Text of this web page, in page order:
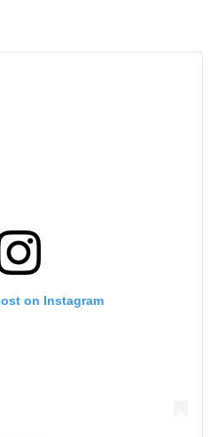
on Instagram